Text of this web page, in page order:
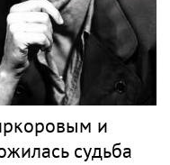
и
судьба